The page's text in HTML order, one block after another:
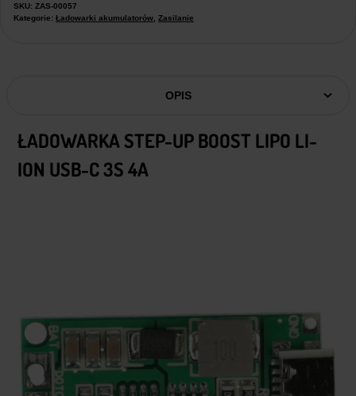
SKU: ZAS-00057
Kategorie: Ładowarki akumulatorów Zasilanie
OPIS
ŁADOWARKA STEP-UP BOOST LIPO LI-
ION USB-C 3S 4A